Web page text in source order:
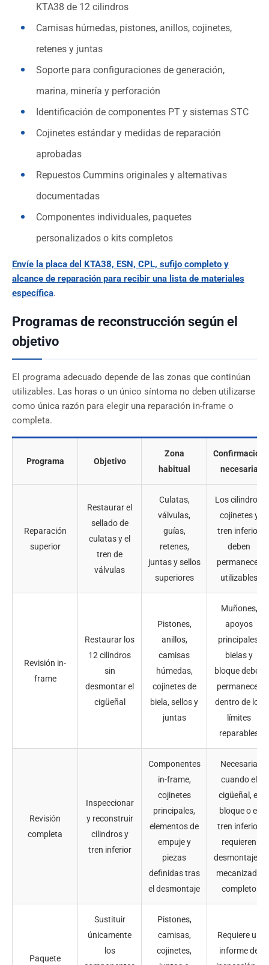
KTA38 de 12 cilindros
Camisas húmedas, pistones, anillos, cojinetes,
retenes y juntas
Soporte para configuraciones de generación,
marina, minería y perforación
Identificación de componentes PT y sistemas STC
Cojinetes estándar y medidas de reparación
aprobadas
Repuestos Cummins originales y alternativas
documentadas
Componentes individuales, paquetes
personalizados o kits completos
Envíe la placa del KTA38, ESN, CPL, sufijo completo y
alcance de reparación para recibir una lista de materiales
específica.
Programas de reconstrucción según el
objetivo
El programa adecuado depende de las zonas que continúan
utilizables. Las horas o un único síntoma no deben utilizarse
como única razón para elegir una reparación in-frame o
completa.
Programa Objetivo
Zona
habitual
Confirmación
necesaria
Reparación
superior
Restaurar el
sellado de
culatas y el
tren de
válvulas
Culatas,
válvulas,
guías,
retenes,
juntas y sellos
superiores
Los cilindros,
cojinetes y
tren inferior
deben
permanecer
utilizables
Revisión in-
frame
Restaurar los
12 cilindros
sin
desmontar el
cigüeñal
Pistones,
anillos,
camisas
húmedas,
cojinetes de
biela, sellos y
juntas
Muñones,
apoyos
principales,
bielas y
bloque deben
permanecer
dentro de los
límites
reparables
Revisión
completa
Inspeccionar
y reconstruir
cilindros y
tren inferior
Componentes
in-frame,
cojinetes
principales,
elementos de
empuje y
piezas
definidas tras
el desmontaje
Necesaria
cuando el
cigüeñal, el
bloque o el
tren inferior
requieren
desmontaje o
mecanizado
completo
Paquete
Sustituir
únicamente
los
Pistones,
camisas,
cojinetes,
Requiere un
informe de